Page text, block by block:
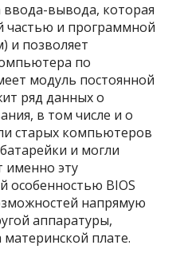
ввода-вывода, которая
частью и программной
и позволяет
по
модуль постоянной
ряд данных о
в том числе и о
старых компьютеров
и могли
именно эту
BIOS
напрямую
аппаратуры,
плате.